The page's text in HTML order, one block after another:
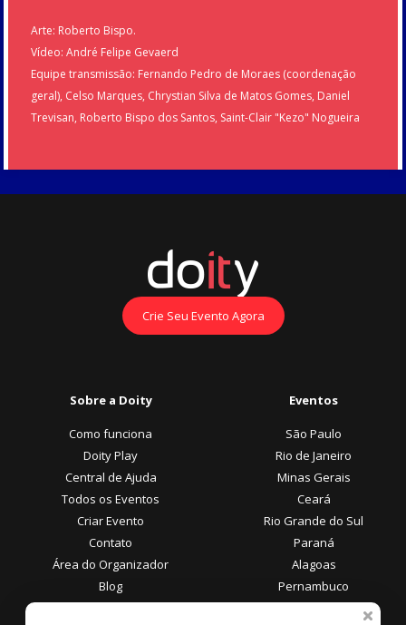
Arte: Roberto Bispo.
Vídeo: André Felipe Gevaerd
Equipe transmissão: Fernando Pedro de Moraes (coordenação
geral), Celso Marques, Chrystian Silva de Matos Gomes, Daniel
Trevisan, Roberto Bispo dos Santos, Saint-Clair "Kezo" Nogueira
Crie Seu Evento Agora
Sobre a Doity
Como funciona
Doity Play
Central de Ajuda
Todos os Eventos
Criar Evento
Contato
Área do Organizador
Blog
Eventos
São Paulo
Rio de Janeiro
Minas Gerais
Ceará
Rio Grande do Sul
Paraná
Alagoas
Pernambuco